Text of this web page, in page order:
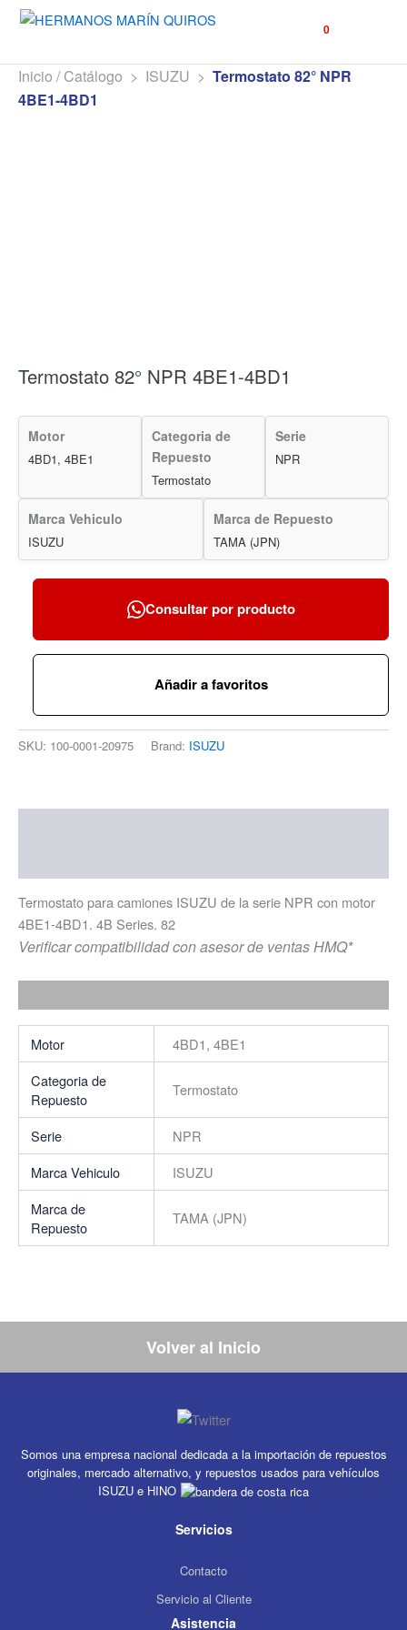
0
Inicio / Catálogo > ISUZU > Termostato 82° NPR
4BE1-4BD1
Termostato 82° NPR 4BE1-4BD1
Motor
4BD1, 4BE1
Categoria de
Repuesto
Termostato
Serie
NPR
Marca Vehiculo
ISUZU
Marca de Repuesto
TAMA (JPN)
Consultar por producto
Añadir a favoritos
SKU: 100-0001-20975 Brand: ISUZU
Termostato para camiones ISUZU de la serie NPR con motor
4BE1-4BD1. 4B Series. 82
Verificar compatibilidad con asesor de ventas HMQ*
Motor
4BD1, 4BE1
Categoria de
Repuesto
Termostato
Serie
NPR
Marca Vehiculo
ISUZU
Marca de
Repuesto
TAMA (JPN)
Volver al Inicio
Somos una empresa nacional dedicada a la importación de repuestos
originales, mercado alternativo, y repuestos usados para vehículos
ISUZU e HINO
Servicios
Contacto
Servicio al Cliente
Asistencia